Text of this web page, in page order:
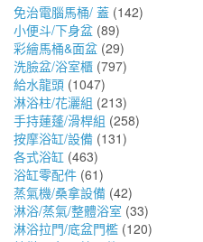
免治電腦馬桶/ 蓋 (142)
小便斗/下身盆 (89)
彩繪馬桶&面盆 (29)
洗臉盆/浴室櫃 (797)
給水龍頭 (1047)
淋浴柱/花灑組 (213)
手持蓮蓬/滑桿組 (258)
按摩浴缸/設備 (131)
各式浴缸 (463)
浴缸零配件 (61)
蒸氣機/桑拿設備 (42)
淋浴/蒸氣/整體浴室 (33)
淋浴拉門/底盆門檻 (120)